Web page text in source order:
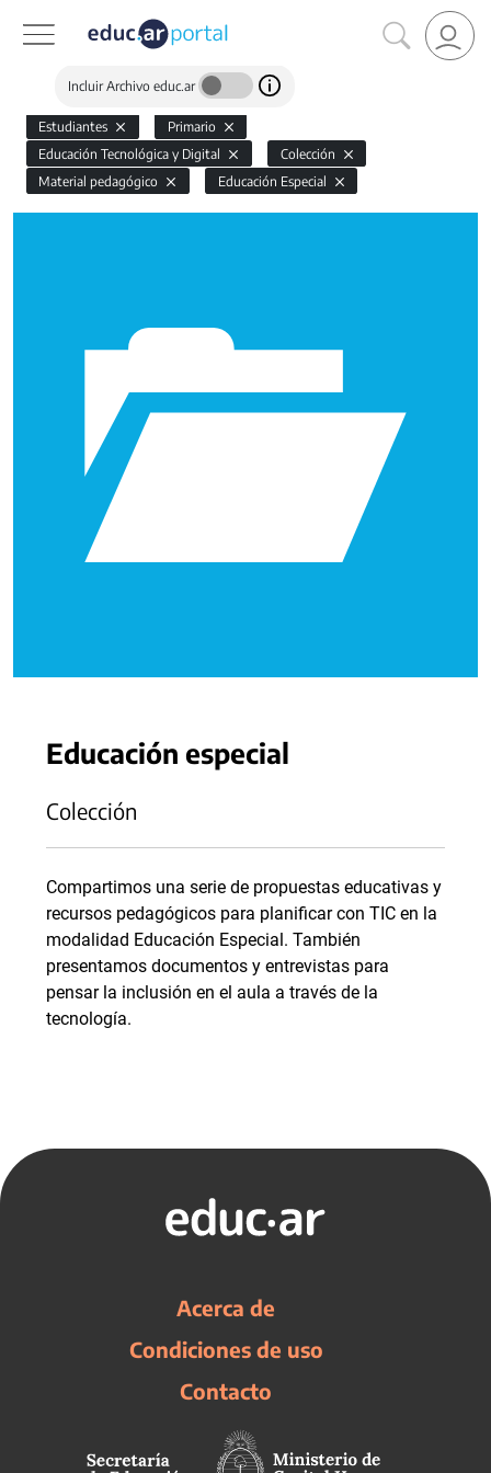
Incluir Archivo educ.ar
Estudiantes
Primario
Educación Tecnológica y Digital
Colección
Material pedagógico
Educación Especial
Educación especial
Colección
Compartimos una serie de propuestas educativas y
recursos pedagógicos para planificar con TIC en la
modalidad Educación Especial. También
presentamos documentos y entrevistas para
pensar la inclusión en el aula a través de la
tecnología.
Acerca de
Condiciones de uso
Contacto